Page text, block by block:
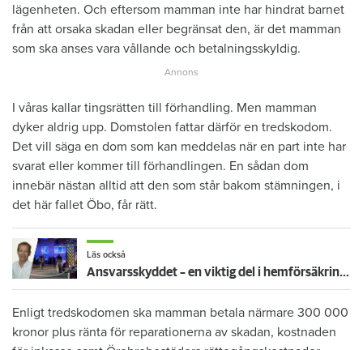
lägenheten. Och eftersom mamman inte har hindrat barnet
från att orsaka skadan eller begränsat den, är det mamman
som ska anses vara vållande och betalningsskyldig.
I våras kallar tingsrätten till förhandling. Men mamman
dyker aldrig upp. Domstolen fattar därför en tredskodom.
Det vill säga en dom som kan meddelas när en part inte har
svarat eller kommer till förhandlingen. En sådan dom
innebär nästan alltid att den som står bakom stämningen, i
det här fallet Öbo, får rätt.
Läs också
Ansvarsskyddet – en viktig del i hemförsäkringen
Enligt tredskodomen ska mamman betala närmare 300 000
kronor plus ränta för reparationerna av skadan, kostnaden